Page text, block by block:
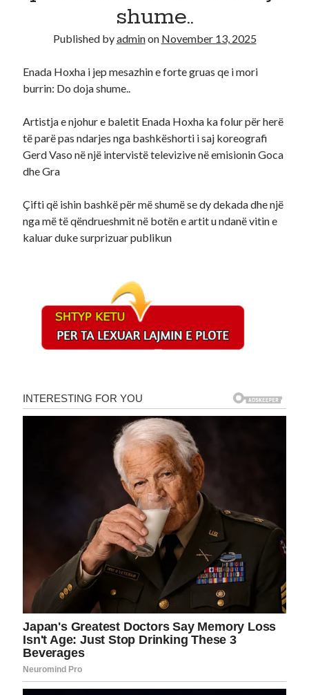
Recent Commentsshume..
Published byadminon November 13, 2025
Enada Hoxha i jep mesazhin e forte gruas qe i mori
burrin: Do doja shume..
Artistja e njohur e baletit Enada Hoxha ka folur për herë
të parë pas ndarjes nga bashkëshorti i saj koreografi
Gerd Vaso në një intervistë televizive në emisionin Goca
dhe Gra
Çifti që ishin bashkë për më shumë se dy dekada dhe një
nga më të qëndrueshmit në botën e artit u ndanë vitin e
kaluar duke surprizuar publikun